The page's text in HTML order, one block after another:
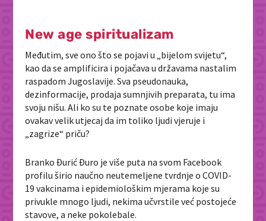
New age spiritualizam
Međutim, sve ono što se pojavi u „bijelom svijetu“,
kao da se amplificira i pojačava u državama nastalim
raspadom Jugoslavije. Sva pseudonauka,
dezinformacije, prodaja sumnjivih preparata, tu ima
svoju nišu. Ali ko su te poznate osobe koje imaju
ovakav velik utjecaj da im toliko ljudi vjeruje i
„zagrize“ priču?
Branko Đurić Đuro je više puta na svom Facebook
profilu širio naučno neutemeljene tvrdnje o COVID-
19 vakcinama i epidemiološkim mjerama koje su
privukle mnogo ljudi, nekima učvrstile već postojeće
stavove, a neke pokolebale.